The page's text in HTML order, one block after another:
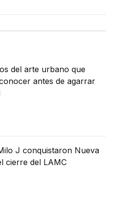
del arte urbano que
antes de agarrar
J conquistaron Nueva
cierre del LAMC